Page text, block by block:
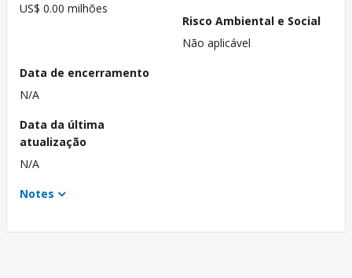
US$ 0.00 milhões
Risco Ambiental e Social
Não aplicável
Data de encerramento
N/A
Data da última
atualização
N/A
Notes